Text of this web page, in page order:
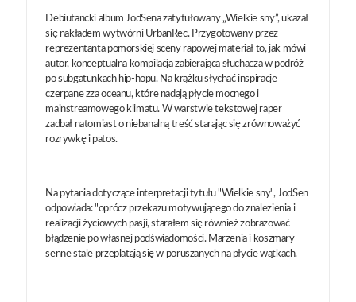
Debiutancki album JodSena zatytułowany „Wielkie sny”, ukazał
się nakładem wytwórni UrbanRec. Przygotowany przez
reprezentanta pomorskiej sceny rapowej materiał to, jak mówi
autor, konceptualna kompilacja zabierającą słuchacza w podróż
po subgatunkach hip-hopu. Na krążku słychać inspiracje
czerpane zza oceanu, które nadają płycie mocnego i
mainstreamowego klimatu. W warstwie tekstowej raper
zadbał natomiast o niebanalną treść starając się zrównoważyć
rozrywkę i patos.
Na pytania dotyczące interpretacji tytułu "Wielkie sny", JodSen
odpowiada: "oprócz przekazu motywującego do znalezienia i
realizacji życiowych pasji, starałem się również zobrazować
błądzenie po własnej podświadomości. Marzenia i koszmary
senne stale przeplatają się w poruszanych na płycie wątkach.